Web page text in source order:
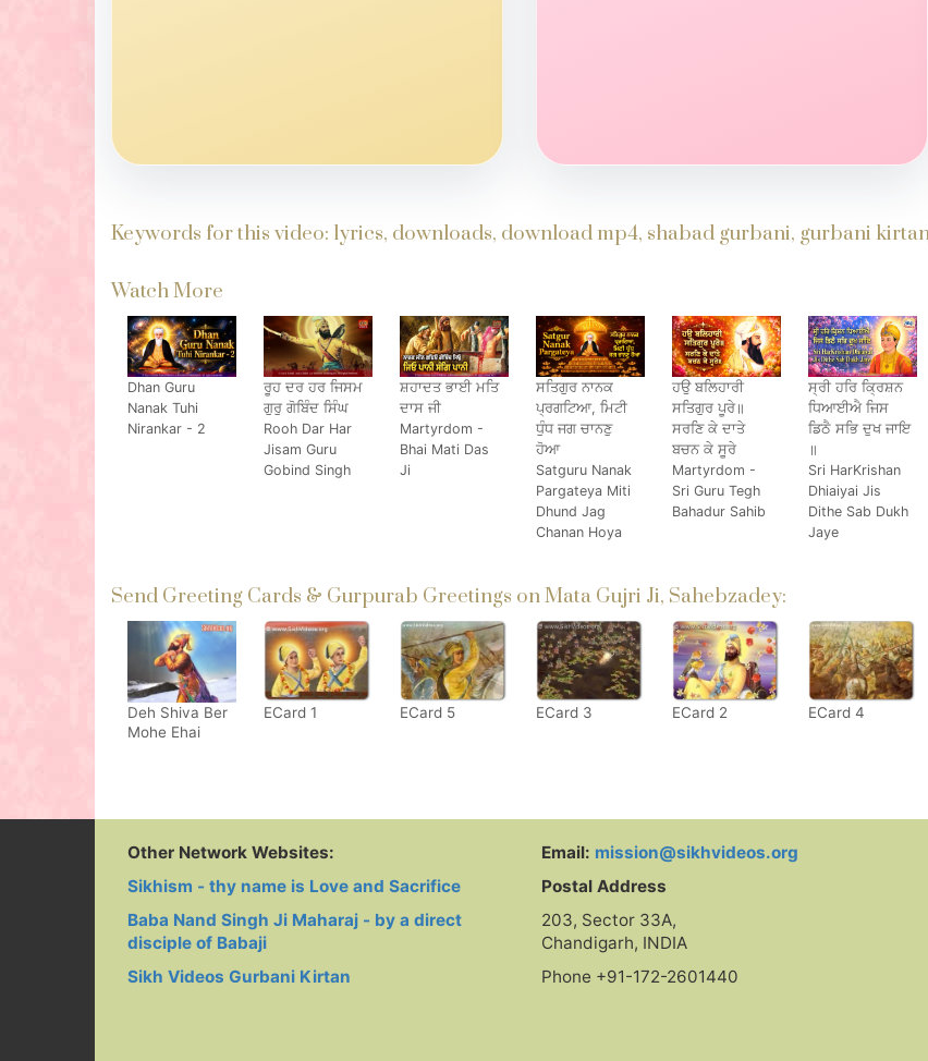
Keywords for this video: lyrics, downloads, download mp4, shabad gurbani, gurbani
Watch More
Dhan Guru
Nanak Tuhi
Nirankar - 2
ਰੂਹ ਦਰ ਹਰ ਜਿਸਮ
ਗੁਰੁ ਗੋਬਿੰਦ ਸਿੰਘ
Rooh Dar Har
Jisam Guru
Gobind Singh
ਸ਼ਹਾਦਤ ਭਾਈ ਮਤਿ
ਦਾਸ ਜੀ
Martyrdom -
Bhai Mati Das
Ji
ਸਤਿਗੁਰ ਨਾਨਕ
ਪ੍ਰਗਟਿਆ, ਮਿਟੀ
ਧੁੰਧ ਜਗ ਚਾਨਣੁ
ਹੋਆ
Satguru Nanak
Pargateya Miti
Dhund Jag
Chanan Hoya
ਹਉ ਬਲਿਹਾਰੀ
ਸਤਿਗੁਰ ਪੂਰੇ॥
ਸਰਣਿ ਕੇ ਦਾਤੇ
ਬਚਨ ਕੇ ਸੂਰੇ
Martyrdom -
Sri Guru Tegh
Bahadur Sahib
ਸ੍ਰੀ ਹਰਿ ਕ੍ਰਿਸ਼ਨ
ਧਿਆਈਐ ਜਿਸ
ਡਿਠੈ ਸਭਿ ਦੁਖ ਜਾਇ
॥
Sri HarKrishan
Dhiaiyai Jis
Dithe Sab Dukh
Jaye
Send Greeting Cards & Gurpurab Greetings on Mata Gujri Ji, Sahebzadey:
Deh Shiva Ber
Mohe Ehai
ECard 1 ECard 5 ECard 3 ECard 2 ECard 4
Other Network Websites:
Sikhism - thy name is Love and Sacrifice
Baba Nand Singh Ji Maharaj - by a direct
disciple of Babaji
Sikh Videos Gurbani Kirtan
Email: mission@sikhvideos.org
Postal Address
203, Sector 33A,
Chandigarh, INDIA
Phone +91-172-2601440